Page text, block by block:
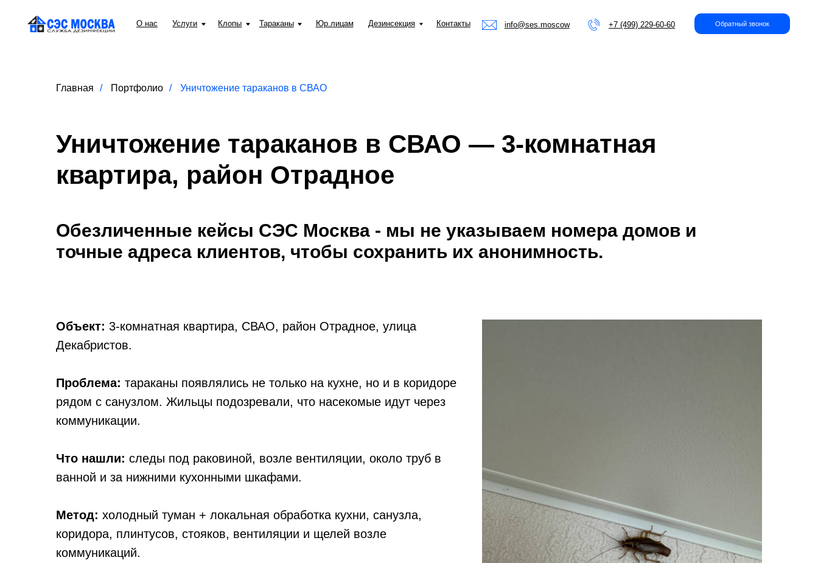
Обратный звонок
info@ses.moscow +7 (499) 229-60-60
О нас Услуги Клопы Тараканы Дезинсекция
Юр.лицам Контакты
Главная / Портфолио / Уничтожение тараканов в СВАО
Уничтожение тараканов в СВАО — 3-комнатная
квартира, район Отрадное
Обезличенные кейсы СЭС Москва - мы не указываем номера домов и
точные адреса клиентов, чтобы сохранить их анонимность.
Объект: 3-комнатная квартира, СВАО, район Отрадное, улица
Декабристов.
Проблема: тараканы появлялись не только на кухне, но и в коридоре
рядом с санузлом. Жильцы подозревали, что насекомые идут через
коммуникации.
Что нашли: следы под раковиной, возле вентиляции, около труб в
ванной и за нижними кухонными шкафами.
Метод: холодный туман + локальная обработка кухни, санузла,
коридора, плинтусов, стояков, вентиляции и щелей возле
коммуникаций.